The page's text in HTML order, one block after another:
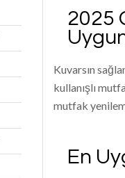
2025
Kuvarsın
kullanışlı
mutfak
En